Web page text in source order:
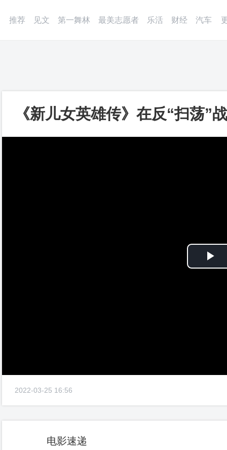
推荐 见文 第一舞林 最美志愿者 乐活 财经 汽车
《新儿女英雄传》在反“扫荡”
屯儿，被何世雄、张金龙百般
2022-03-25 16:56
电影速递